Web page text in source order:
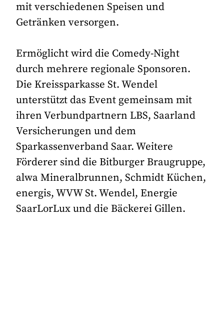
mit verschiedenen Speisen und
Getränken versorgen.
Ermöglicht wird die Comedy-Night
durch mehrere regionale Sponsoren.
Die Kreissparkasse St. Wendel
unterstützt das Event gemeinsam mit
ihren Verbundpartnern LBS, Saarland
Versicherungen und dem
Sparkassenverband Saar. Weitere
Förderer sind die Bitburger Braugruppe,
alwa Mineralbrunnen, Schmidt Küchen,
energis, WVW St. Wendel, Energie
SaarLorLux und die Bäckerei Gillen.